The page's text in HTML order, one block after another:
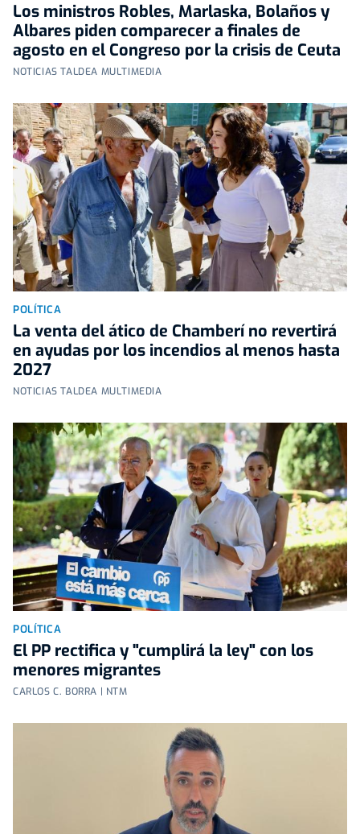
Los ministros Robles, Marlaska, Bolaños y
Albares piden comparecer a finales de
agosto en el Congreso por la crisis de Ceuta
NOTICIAS TALDEA MULTIMEDIA
POLÍTICA
La venta del ático de Chamberí no revertirá
en ayudas por los incendios al menos hasta
2027
NOTICIAS TALDEA MULTIMEDIA
POLÍTICA
El PP rectifica y "cumplirá la ley" con los
menores migrantes
CARLOS C. BORRA | NTM